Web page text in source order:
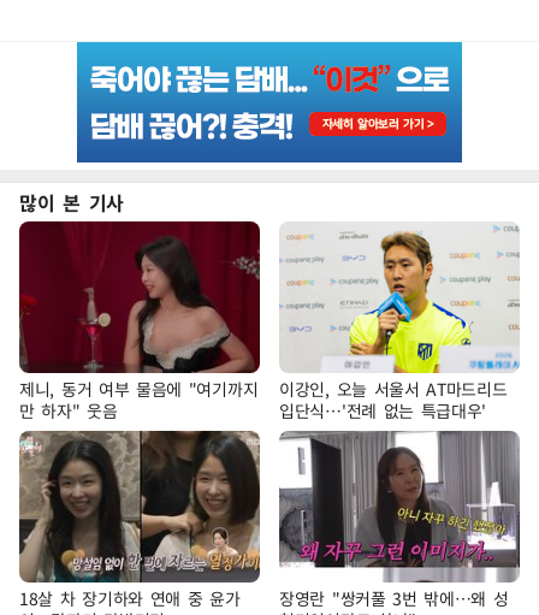
많이 본 기사
제니, 동거 여부 물음에 "여기까지
만 하자" 웃음
이강인, 오늘 서울서 AT마드리드
입단식…'전례 없는 특급대우'
18살 차 장기하와 연애 중 윤가
장영란 "쌍커풀 3번 밖에…왜 성